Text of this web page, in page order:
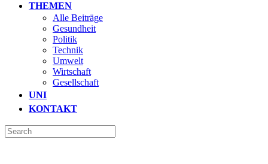
THEMEN
Alle Beiträge
Gesundheit
Politik
Technik
Umwelt
Wirtschaft
Gesellschaft
UNI
KONTAKT